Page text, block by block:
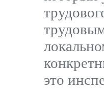
это